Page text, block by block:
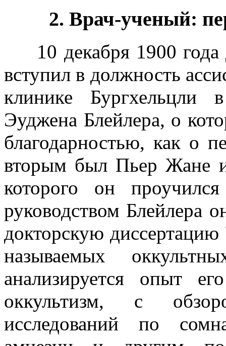
2. Врач-ученый:
10 декабря 1900 года
вступил в должность
клинике Бургхельцли
Эуджена Блейлера, о
благодарностью, как о
вторым был Пьер Жане
которого он
руководством Блейлера
докторскую
называемых
анализируется опыт
оккультизм, с
исследований по